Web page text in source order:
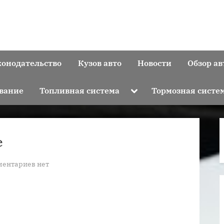
Кузов авто Новости Обзор
Топливная система Toggle
menu
Тормозная
к
нет